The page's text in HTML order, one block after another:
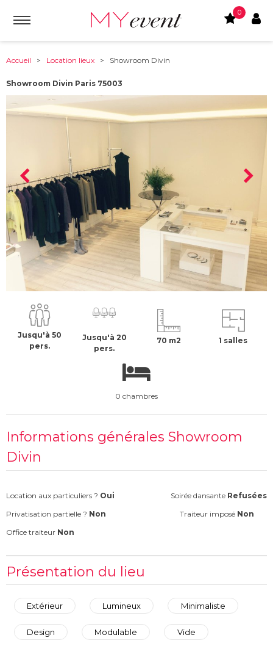
0
Accueil > Location lieux > Showroom Divin
Showroom Divin Paris 75003
75003 À partir de :
499 €H.T
Jusqu'à 50
pers.
Jusqu'à 20
pers.
70 m2 1 salles
0 chambres
Informations générales Showroom
Divin
Location aux particuliers ? Oui Soirée dansante Refusées
Privatisation partielle ? Non Traiteur imposé Non
Office traiteur Non
Présentation du lieu
Extérieur Lumineux Minimaliste
Design Modulable Vide